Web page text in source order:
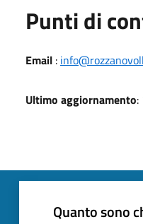
Punti di
Email :
Ultimo aggiornamento:
Quanto sono